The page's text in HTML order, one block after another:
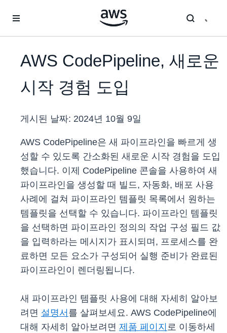
AWS CodePipeline, 새로운
시작 경험 도입
게시된 날짜: 2024년 10월 9일
AWS CodePipeline은 새 파이프라인을 빠르게 생
성할 수 있도록 간소화된 새로운 시작 경험을 도입
했습니다. 이제 CodePipeline 콘솔을 사용하여 새
파이프라인을 생성할 때 빌드, 자동화, 배포 사용
사례에 걸쳐 파이프라인 템플릿 목록에서 원하는
템플릿을 선택할 수 있습니다. 파이프라인 템플릿
을 선택하면 파이프라인 정의의 작업 구성 필드 값
을 입력하라는 메시지가 표시되며, 프로세스를 완
료하면 모든 요소가 구성되어 실행 준비가 완료된
파이프라인이 렌더링됩니다.
새 파이프라인 템플릿 사용에 대해 자세히 알아보
려면 설명서 를 살펴보세요. AWS CodePipeline에
대해 자세히 알아보려면 제품 페이지 로 이동하세